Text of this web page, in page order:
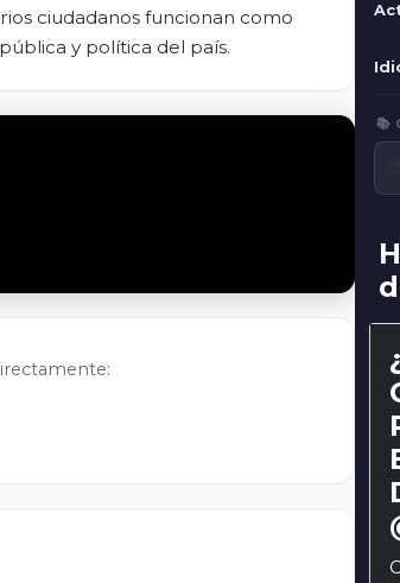
ciudadanos funcionan como
y política del país.
📚